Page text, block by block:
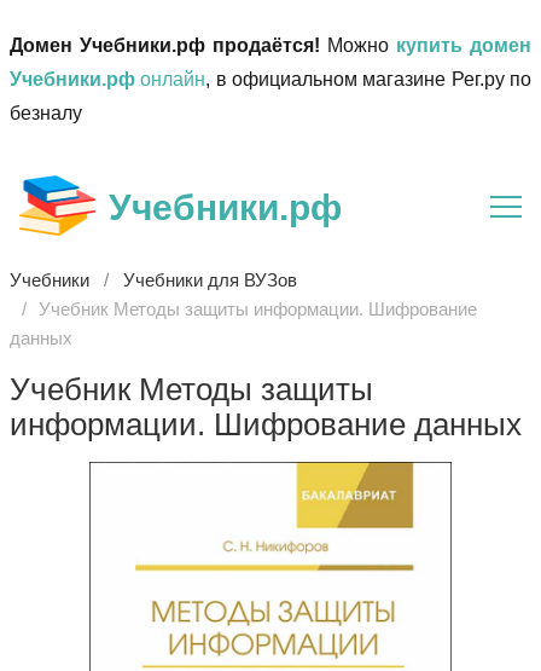
Домен Учебники.рф продаётся! Можно купить домен
Учебники.рф онлайн, в официальном магазине Рег.ру по
безналу
Учебники.рф
Учебники
Учебники для ВУЗов
Учебник Методы защиты информации. Шифрование
данных
Учебник Методы защиты
информации. Шифрование данных